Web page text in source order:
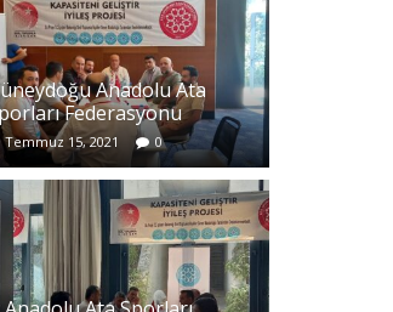
Anadolu Ata
Federasyonu
Temmuz 15, 2021 0